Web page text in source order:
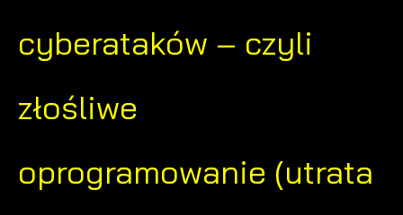
cyberataków – czyli
złośliwe
oprogramowanie (utrata